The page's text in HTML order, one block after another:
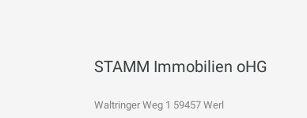
STAMM Immobilien oHG
Waltringer Weg 1 59457 Werl